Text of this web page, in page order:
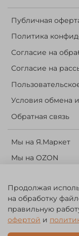
Публичная
Политика
Согласие на
Согласие на
Условия обмена
Обратная связь
Мы на Я.Маркет
Мы на OZON
Корзина
©️ 2014 - 2024 Forest
Продолжая
на обработку
правильную
офертой и